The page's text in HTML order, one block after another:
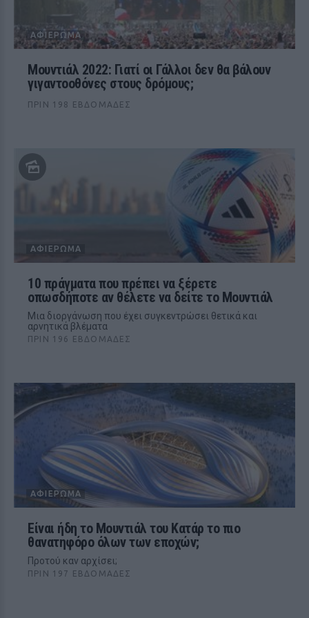
ΑΦΙΈΡΩΜΑ
Μουντιάλ 2022: Γιατί οι Γάλλοι δεν θα βάλουν
γιγαντοοθόνες στους δρόμους;
ΠΡΙΝ 198 ΕΒΔΟΜΆΔΕΣ
ΑΦΙΈΡΩΜΑ
10 πράγματα που πρέπει να ξέρετε
οπωσδήποτε αν θέλετε να δείτε το Μουντιάλ
Μια διοργάνωση που έχει συγκεντρώσει θετικά και
αρνητικά βλέματα
ΠΡΙΝ 196 ΕΒΔΟΜΆΔΕΣ
ΑΦΙΈΡΩΜΑ
Είναι ήδη το Μουντιάλ του Κατάρ το πιο
θανατηφόρο όλων των εποχών;
Προτού καν αρχίσει;
ΠΡΙΝ 197 ΕΒΔΟΜΆΔΕΣ